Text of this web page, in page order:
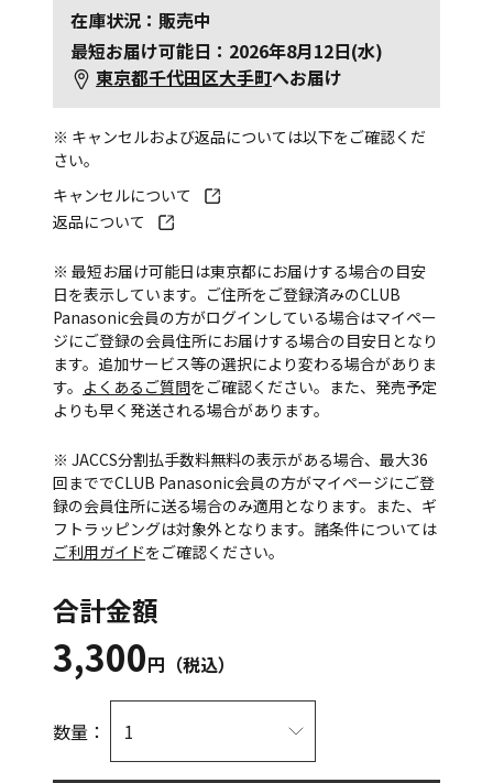
在庫状況：販売中
最短お届け可能日：2026年8月12日(水)
東京都千代田区大手町へお届け
※ キャンセルおよび返品については以下をご確認くだ
さい。
キャンセルについて
返品について
※ 最短お届け可能日は東京都にお届けする場合の目安
日を表示しています。ご住所をご登録済みのCLUB
Panasonic会員の方がログインしている場合はマイペー
ジにご登録の会員住所にお届けする場合の目安日となり
ます。追加サービス等の選択により変わる場合がありま
す。 よくあるご質問をご確認ください。また、発売予定
よりも早く発送される場合があります。
※ JACCS分割払手数料無料の表示がある場合、最大36
回まででCLUB Panasonic会員の方がマイページにご登
録の会員住所に送る場合のみ適用となります。また、ギ
フトラッピングは対象外となります。諸条件については
ご利用ガイドをご確認ください。
合計金額
3,300円（税込）
数量：